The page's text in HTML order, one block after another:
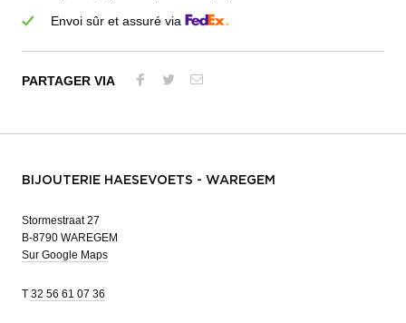
Envoi sûr et assuré via
PARTAGER VIA
BIJOUTERIE HAESEVOETS - WAREGEM
Stormestraat 27
B-8790 WAREGEM
Sur Google Maps
T 32 56 61 07 36